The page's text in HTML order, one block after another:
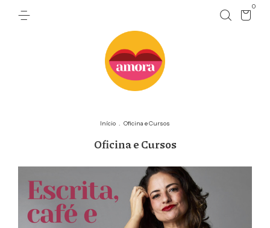
0
Início . Oficina e Cursos
Oficina e Cursos